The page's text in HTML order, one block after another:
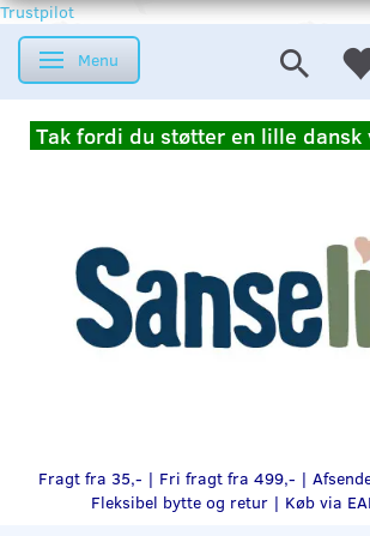
Trustpilot
Skifte navigation
Menu
Tak fordi du støtter en lille dansk
Fragt fra 35,- | Fri fragt fra 499,- |
Fleksibel bytte og retur | Køb via